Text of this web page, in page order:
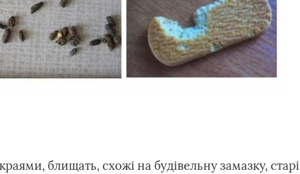
блищать, схожі на будівельну замазку, старі